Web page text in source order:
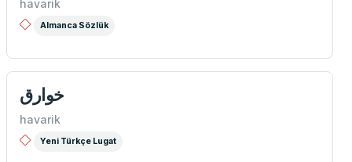
havarik
Almanca Sözlük
خوارق
havarik
Yeni Türkçe Lugat